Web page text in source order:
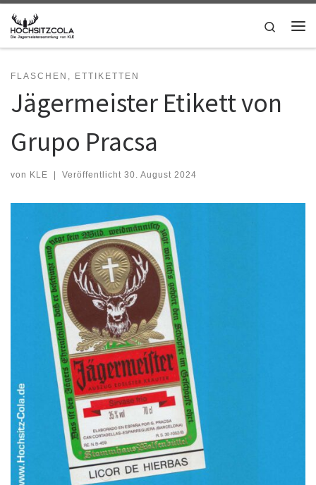
Zum Inhalt springen
Search
FLASCHEN, ETTIKETTEN
Jägermeister Etikett von
Grupo Pracsa
von KLE Veröffentlicht 30. August 2024